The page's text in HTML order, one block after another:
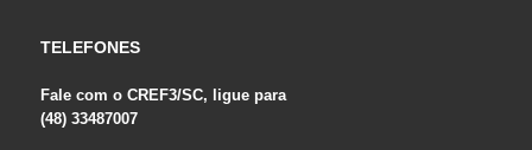
TELEFONES
Fale com o CREF3/SC, ligue para
(48) 33487007